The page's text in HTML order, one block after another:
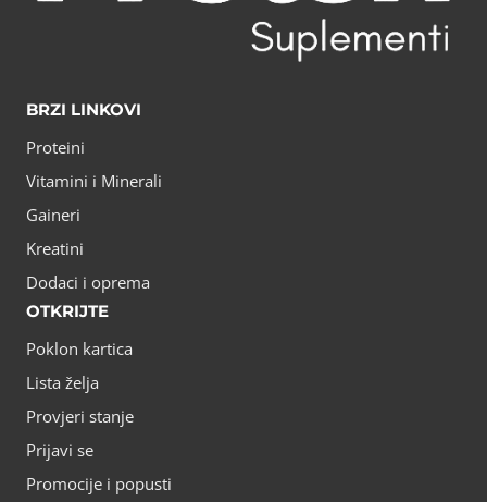
BRZI LINKOVI
Proteini
Vitamini i Minerali
Gaineri
Kreatini
Dodaci i oprema
OTKRIJTE
Poklon kartica
Lista želja
Provjeri stanje
Prijavi se
Promocije i popusti